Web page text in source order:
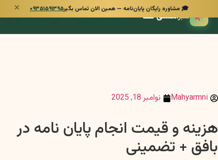
🎓 مشاوره رایگان پایان‌نامه — همین الان تماس بگیر۰۹۳۵۱۵۹۱۳۹۵ ✕
🌿 سبزانگشتی
Mahyarmni نوامبر 18, 2025
هزینه و قیمت انجام پایان نامه در
بافق + تضمینی